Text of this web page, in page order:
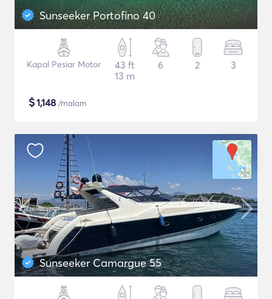
Sunseeker Portofino 40
Kapal Pesiar Motor
43 ft
13 m
6 2 3
$1,148 /malam
Sunseeker Camargue 55